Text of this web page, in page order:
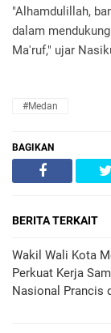
"Alhamdulillah,
dalam
Ma'ruf," ujar
#Medan
BAGIKAN
BERITA TERKAIT
Wakil Wali Kota
Perkuat Kerja
Nasional Prancis